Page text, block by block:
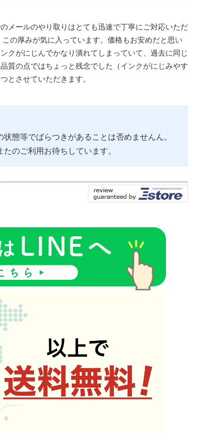
メールのやり取りはとても迅速で丁寧にご対応いただ
の厚みが気に入っています。価格もお安めだと思い
クがにじんでかなり潰れてしまっていて、過去に同じ
質の点ではちょっと残念でした（インクがにじみやす
とさせていただきます。
態等でばらつきがあることは否めませんん。
のご利用お待ちしています。